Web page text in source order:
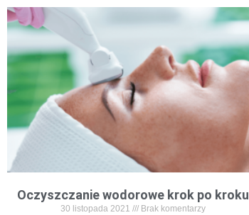
Oczyszczanie wodorowe krok po kroku
30 listopada 2021 Brak komentarzy